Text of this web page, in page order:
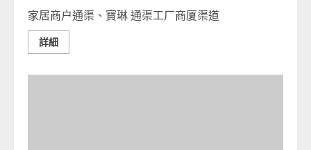
家居商户通渠、寶琳 通渠工厂商厦渠道
詳細